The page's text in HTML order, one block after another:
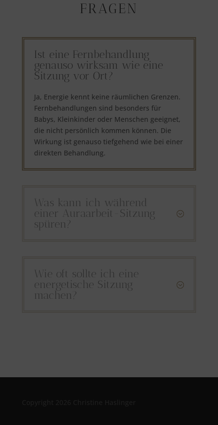
FRAGEN
Ist eine Fernbehandlung
genauso wirksam wie eine
Sitzung vor Ort?
Ja, Energie kennt keine räumlichen Grenzen.
Fernbehandlungen sind besonders für
Babys, Kleinkinder oder Menschen geeignet,
die nicht persönlich kommen können. Die
Wirkung ist genauso tiefgehend wie bei einer
direkten Behandlung.
;
Was kann ich während
einer Auraarbeit-Sitzung
spüren?
;
Wie oft sollte ich eine
energetische Sitzung
machen?